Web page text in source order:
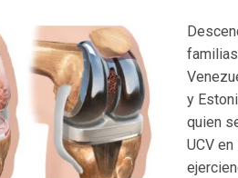
y
quien
UCV